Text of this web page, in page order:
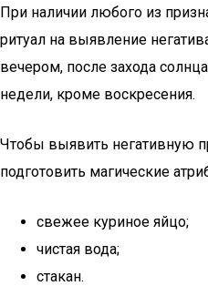
При наличии любого из
ритуал на выявление
вечером, после захода
недели, кроме воскресения.
Чтобы выявить негативную
подготовить магические
свежее куриное яйцо;
чистая вода;
стакан.